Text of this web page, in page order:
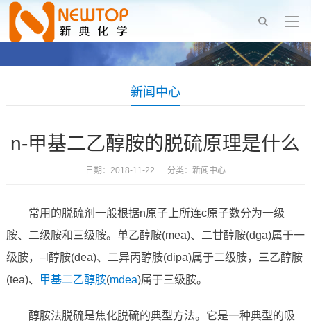
新闻中心
n-甲基二乙醇胺的脱硫原理是什么
日期：2018-11-22 分类： 新闻中心
常用的脱硫剂一般根据n原子上所连c原子数分为一级
胺、二级胺和三级胺。单乙醇胺(mea)、二甘醇胺(dga)属于一
级胺，–l醇胺(dea)、二异丙醇胺(dipa)属于二级胺，三乙醇胺
(tea)、
甲基二乙醇胺(mdea)属于三级胺。
醇胺法脱硫是焦化脱硫的典型方法。它是一种典型的吸